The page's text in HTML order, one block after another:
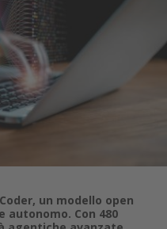
un modello open
autonomo. Con 480